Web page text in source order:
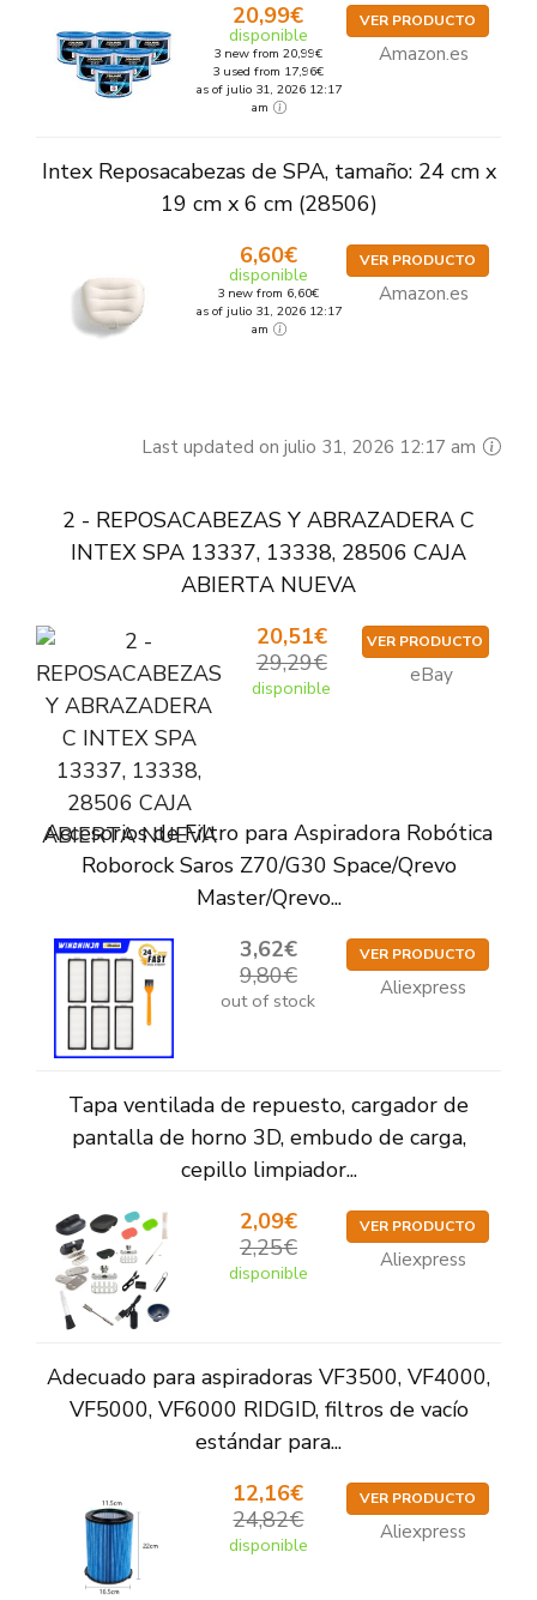
20,99€
disponible
3 new from 20,99€
3 used from 17,96€
as of julio 31, 2026 12:17
am
VER PRODUCTO
Amazon.es
Intex Reposacabezas de SPA, tamaño: 24 cm x
19 cm x 6 cm (28506)
6,60€
disponible
3 new from 6,60€
as of julio 31, 2026 12:17
am
VER PRODUCTO
Amazon.es
Last updated on julio 31, 2026 12:17 am
2 - REPOSACABEZAS Y ABRAZADERA C
INTEX SPA 13337, 13338, 28506 CAJA
ABIERTA NUEVA
20,51€
29,29€
disponible
VER PRODUCTO
eBay
Accesorios de Filtro para Aspiradora Robótica
Roborock Saros Z70/G30 Space/Qrevo
Master/Qrevo...
3,62€
9,80€
out of stock
VER PRODUCTO
Aliexpress
Tapa ventilada de repuesto, cargador de
pantalla de horno 3D, embudo de carga,
cepillo limpiador...
2,09€
2,25€
disponible
VER PRODUCTO
Aliexpress
Adecuado para aspiradoras VF3500, VF4000,
VF5000, VF6000 RIDGID, filtros de vacío
estándar para...
12,16€
24,82€
disponible
VER PRODUCTO
Aliexpress